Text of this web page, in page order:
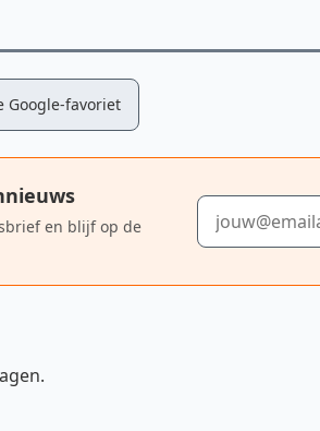
Google-favoriet
en blijf op de
E-mailadres